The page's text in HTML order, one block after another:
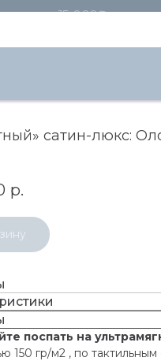
от 15 000₽
сатин-люкс:
р.
поспать на
150 гр/м2 , по